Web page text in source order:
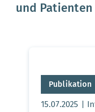
und Patienten
Publikation
15.07.2025